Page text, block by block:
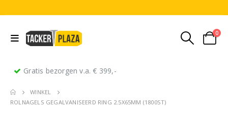
0
Gratis bezorgen v.a. € 399,-
WINKEL
ROLNAGELS GEGALVANISEERD RING 2.5X65MM (1800ST)